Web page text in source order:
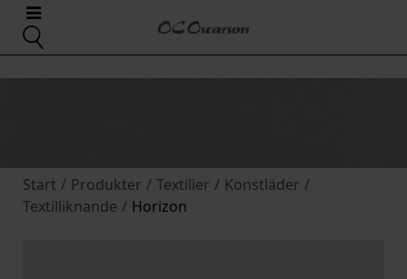
Start / Produkter / Textilier / Konstläder /
Textilliknande / Horizon